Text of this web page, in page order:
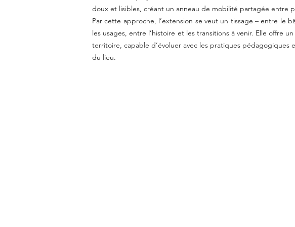
doux et lisibles, créant un anneau de mobilité partagée entre
Par cette approche, l’extension se veut un tissage – entre le
les usages, entre l’histoire et les transitions à venir. Elle offre
territoire, capable d’évoluer avec les pratiques pédagogiques
du lieu.